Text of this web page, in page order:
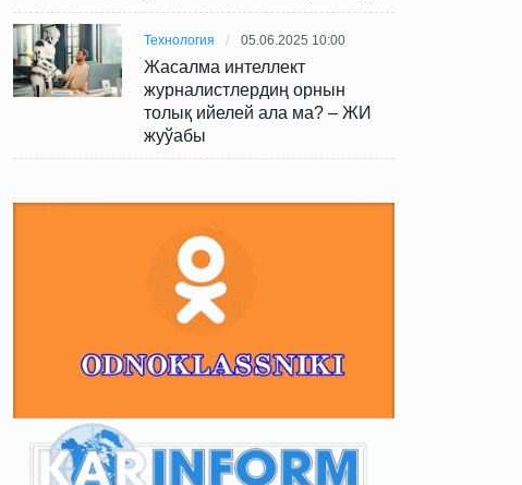
Технология 05.06.2025 10:00
Жасалма интеллект
журналистлердиң орнын
толық ийелей ала ма? – ЖИ
жуўабы